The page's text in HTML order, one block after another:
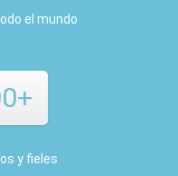
el mundo
y fieles